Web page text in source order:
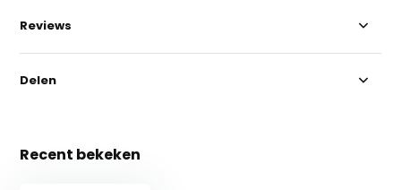
Reviews
Delen
Recent bekeken